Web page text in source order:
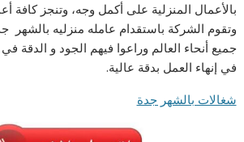
بالأعمال المنزلية على أكمل وجه، وتنجز كافة
وتقوم الشركة باستقدام عامله منزليه بالشهر
جميع أنحاء العالم وراعوا فيهم الجود و الدقة
في إنهاء العمل بدقة عالية.
شغالات بالشهر جدة